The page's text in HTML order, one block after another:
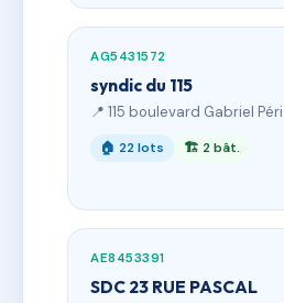
AG5431572
syndic du 115
📍 115 boulevard Gabriel Péri
🏠 22 lots 🏗 2 bât.
AE8453391
SDC 23 RUE PASCAL